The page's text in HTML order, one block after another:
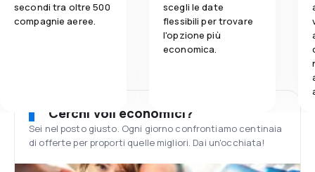
secondi tra oltre 500
compagnie aeree.
scegli le date
flessibili per trovare
l'opzione più
economica.
Cerchi voli economici?
Sei nel posto giusto. Ogni giorno confrontiamo centinaia
di offerte per proporti quelle migliori. Dai un'occhiata!